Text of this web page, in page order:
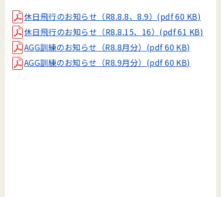
休日飛行のお知らせ（R8.8.8、8.9）(pdf 60 KB)
休日飛行のお知らせ（R8.8.15、16）(pdf 61 KB)
AGG訓練のお知らせ（R8.8月分）(pdf 60 KB)
AGG訓練のお知らせ（R8.9月分）(pdf 60 KB)